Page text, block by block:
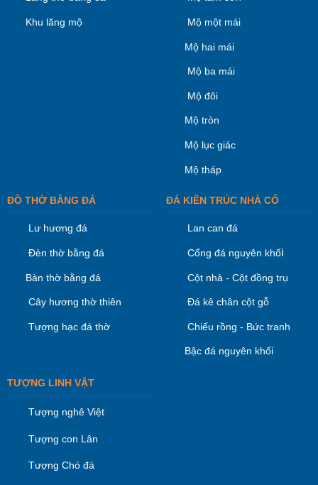
Khu lăng mộ Mộ một mái
Mộ hai mái
Mộ ba mái
Mộ đôi
Mộ tròn
Mộ lục giác
Mộ tháp
ĐỒ THỜ BẰNG ĐÁ
Lư hương đá
Đèn thờ bằng đá
Bàn thờ bằng đá
Cây hương thờ thiên
Tượng hạc đá thờ
ĐÁ KIÊN TRÚC NHÀ CỔ
Lan can đá
Cổng đá nguyên khối
Cột nhà - Cột đồng trụ
Đá kê chân cột gỗ
Chiếu rồng - Bức tranh
Bậc đá nguyên khối
TƯỢNG LINH VẬT
Tượng nghê Việt
Tượng con Lân
Tượng Chó đá